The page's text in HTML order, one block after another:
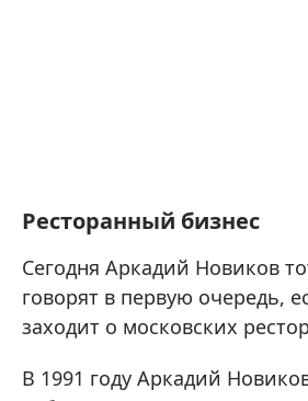
Ресторанный бизнес
Сегодня Аркадий Новиков
говорят в первую очередь,
заходит о московских
В 1991 году Аркадий